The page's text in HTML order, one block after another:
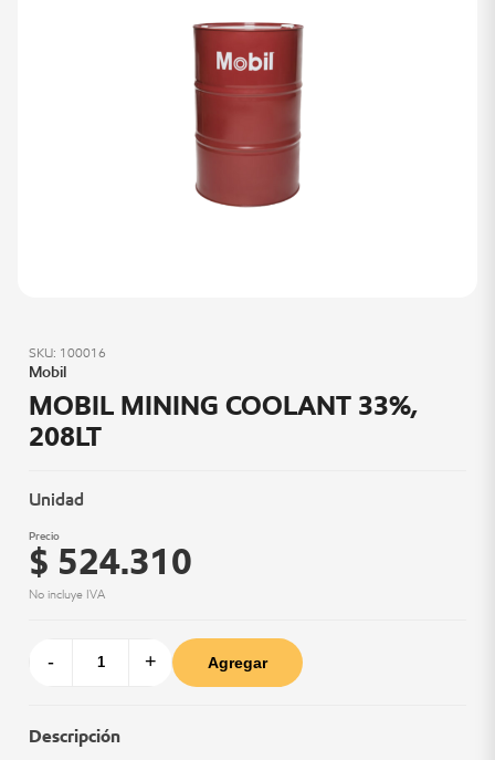
SKU: 100016
Mobil
MOBIL MINING COOLANT 33%,
208LT
Unidad
Precio
$ 524.310
No incluye IVA
- + Agregar
Descripción